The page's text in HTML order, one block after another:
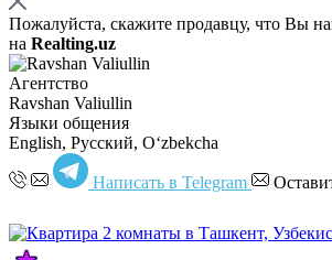
Пожалуйста, скажите продавцу, что Вы
на Realting.uz
Агентство
Ravshan Valiullin
Языки общения
English, Русский, Oʻzbekcha
Написать в Telegram